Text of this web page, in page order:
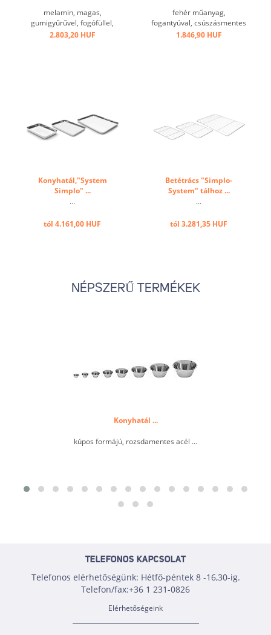
melamin, magas,
gumigyűrűvel, fogófüllel,
kiöntőcsőrrel ...
2.803,20 HUF
fehér műanyag,
fogantyúval, csúszásmentes
alsó gyűrű ...
1.846,90 HUF
Konyhatál,"System
Simplo" ...
...
tól 4.161,00 HUF
Betétrács "Simplo-
System" tálhoz ...
...
tól 3.281,35 HUF
NÉPSZERŰ TERMÉKEK
Konyhatál ...
kúpos formájú, rozsdamentes acél ...
TELEFONOS KAPCSOLAT
Telefonos elérhetőségünk: Hétfő-péntek 8 -16,30-ig.
Telefon/fax:+36 1 231-0826
Elérhetőségeink